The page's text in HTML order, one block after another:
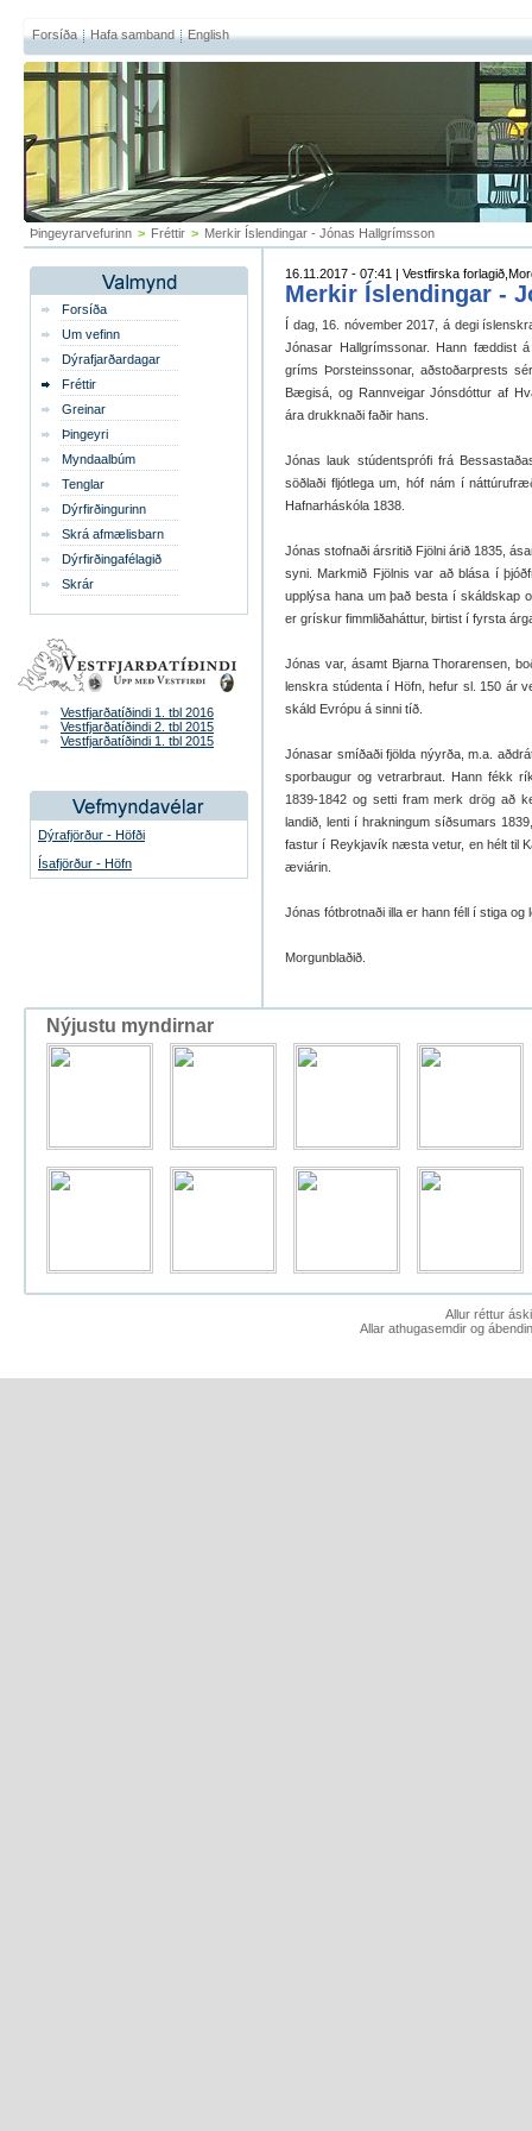
Forsíða Hafa samband English
Þingeyrarvefurinn > Fréttir > Merkir Íslendingar - Jónas Hallgrímsson
Forsíða
Um vefinn
Dýrafjarðardagar
Fréttir
Greinar
Þingeyri
Myndaalbúm
Tenglar
Dýrfirðingurinn
Skrá afmælisbarn
Dýrfirðingafélagið
Skrár
Vestfjarðatíðindi 1. tbl 2016
Vestfjarðatíðindi 2. tbl 2015
Vestfjarðatíðindi 1. tbl 2015
Dýrafjörður - Höfði
Ísafjörður - Höfn
16.11.2017 - 07:41 | Vestfirska
Merkir Íslendingar -
Í dag, 16. nóvember 2017, á degi
Jónas­ar Hall­gríms­son­ar. Hann fædd­ist
gríms Þor­steins­son­ar, aðstoðarprests
Bæg­isá, og Rann­veig­ar Jóns­dótt­ur af
ára drukknaði faðir hans.
Jón­as lauk stúd­ents­prófi frá
söðlaði fljót­lega um, hóf nám í
Hafn­ar­há­skóla 1838.
Jón­as stofnaði árs­ritið Fjölni árið 1835,
syni. Mark­mið Fjöln­is var að blása í
upp­lýsa hana um það besta í skáld­skap
er grísk­ur fimmliðahátt­ur, birt­ist í fyrsta
Jón­as var, ásamt Bjarna Thor­ar­en­sen,
lenskra stúd­enta í Höfn, hef­ur sl. 150 ár
skáld Evr­ópu á sinni tíð.
Jónas­ar smíðaði fjölda nýyrða, m.a.
spor­baug­ur og vetr­ar­braut. Hann fékk
1839-1842 og setti fram merk drög að
landið, lenti í hrakn­ing­um síðsum­ars
fast­ur í Reykja­vík næsta vet­ur, en hélt til
ævi­ár­in.
Jón­as fót­brotnaði illa er hann féll í stiga
Morgunblaðið.
Nýjustu myndirnar
Allur réttur
Allar athugasemdir og